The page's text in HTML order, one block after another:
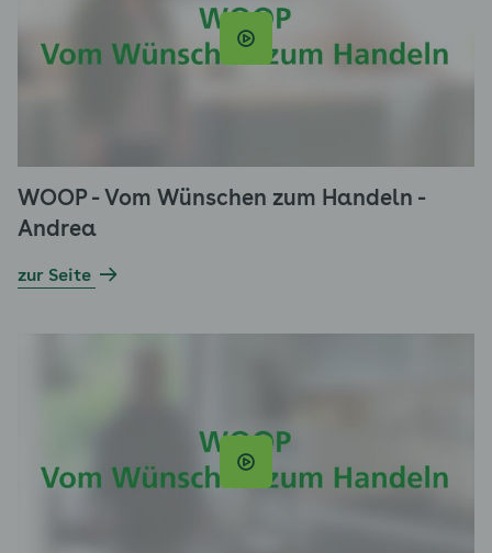
WOOP - Vom Wünschen zum Handeln -
Andrea
zur Seite